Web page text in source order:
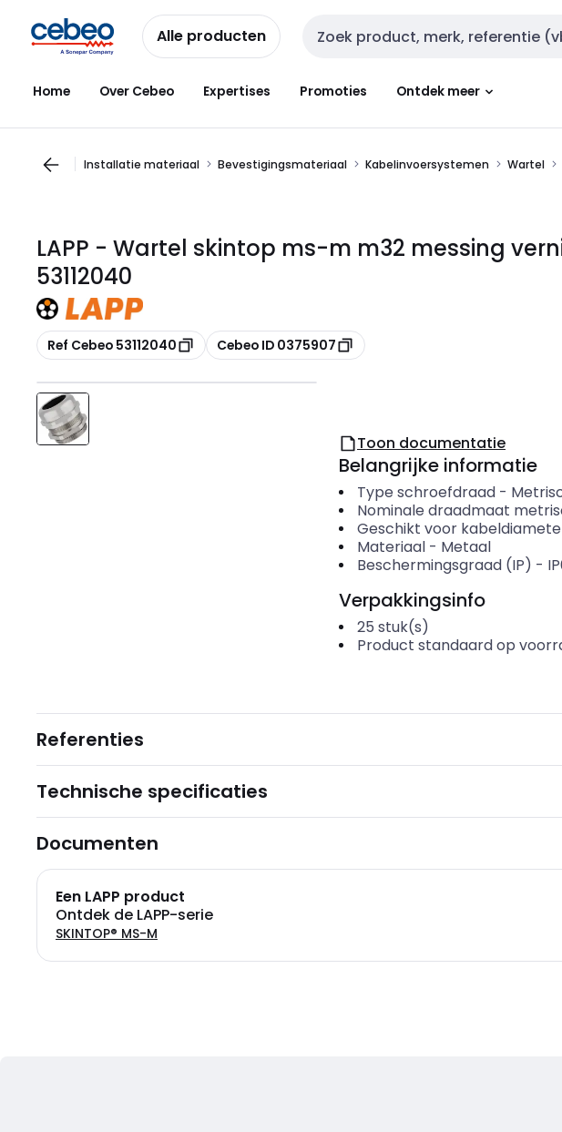
naar
navigatie
naar
inhoud
Alle producten Zoekveld invoer
Home Over Cebeo Expertises Promoties Ontdek meer
Installatie materiaal Bevestigingsmateriaal Kabelinvoersystemen Wartel
LAPP - Wartel skintop ms-m m32 messing
53112040
Kopiëren
Ref Cebeo 53112040 Kopiëren
Cebeo ID 0375907
Toon documentatie
Belangrijke informatie
Type schroefdraad-
Nominale draadmaat
Geschikt voor
Materiaal- Metaal
Beschermingsgraad (IP) -
Verpakkingsinfo
25 stuk(s)
Product standaard op
Referenties
Technische specificaties
Documenten
Een LAPP product
Ontdek de LAPP-serie
SKINTOP® MS-M